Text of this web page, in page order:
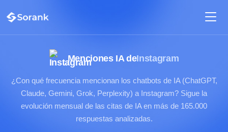
Menciones IA deInstagram
¿Con qué frecuencia mencionan los chatbots de IA (ChatGPT,
Claude, Gemini, Grok, Perplexity) a Instagram? Sigue la
evolución mensual de las citas de IA en más de 165.000
respuestas analizadas.